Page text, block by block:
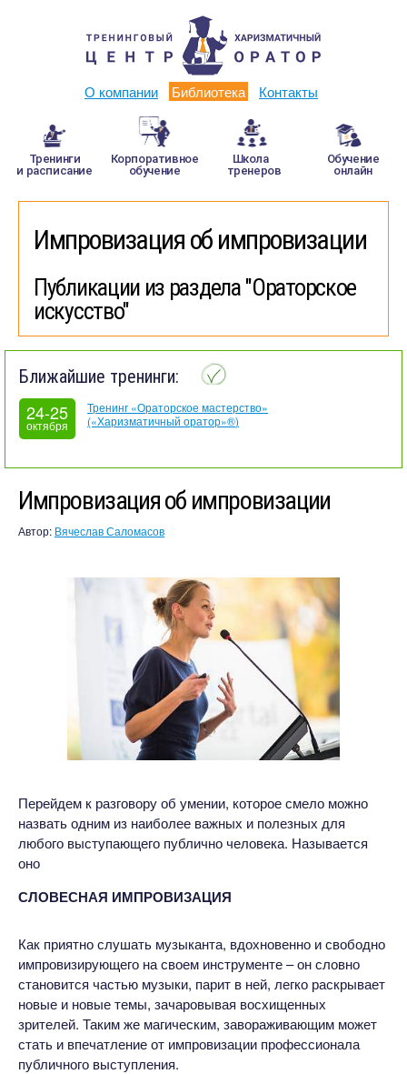
О компании Библиотека Контакты
Тренинги
и расписание
Корпоративное
обучение
Школа
тренеров
Обучение
онлайн
Импровизация об импровизации
Публикации из раздела "Ораторское
искусство"
Ближайшие тренинги:
24-25
октября
Тренинг «Ораторское мастерство»
(«Харизматичный оратор»®)
Импровизация об импровизации
Автор: Вячеслав Саломасов
Перейдем к разговору об умении, которое смело можно
назвать одним из наиболее важных и полезных для
любого выступающего публично человека. Называется
оно
СЛОВЕСНАЯ ИМПРОВИЗАЦИЯ
Как приятно слушать музыканта, вдохновенно и свободно
импровизирующего на своем инструменте – он словно
становится частью музыки, парит в ней, легко раскрывает
новые и новые темы, зачаровывая восхищенных
зрителей. Таким же магическим, завораживающим может
стать и впечатление от импровизации профессионала
публичного выступления.